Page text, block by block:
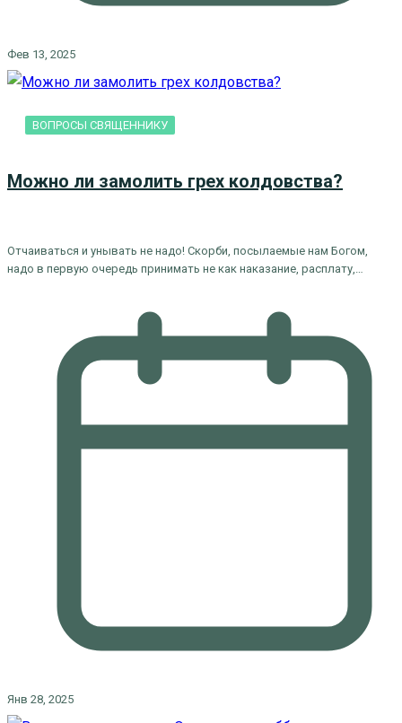
Фев 13, 2025
ВОПРОСЫ СВЯЩЕННИКУ
Можно ли замолить грех колдовства?
Отчаиваться и унывать не надо! Скорби, посылаемые нам Богом,
надо в первую очередь принимать не как наказание, расплату,…
Янв 28, 2025